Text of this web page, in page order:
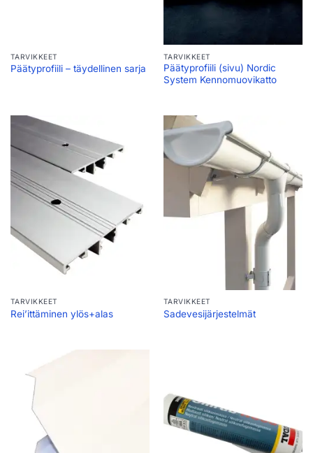
TARVIKKEET
Päätyprofiili – täydellinen sarja
TARVIKKEET
Päätyprofiili (sivu) Nordic
System Kennomuovikatto
TARVIKKEET
Rei’ittäminen ylös+alas
TARVIKKEET
Sadevesijärjestelmät